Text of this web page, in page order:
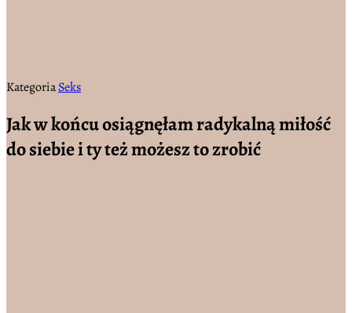
KategoriaSeks
Jak w końcu osiągnęłam radykalną miłość
do siebie i ty też możesz to zrobić